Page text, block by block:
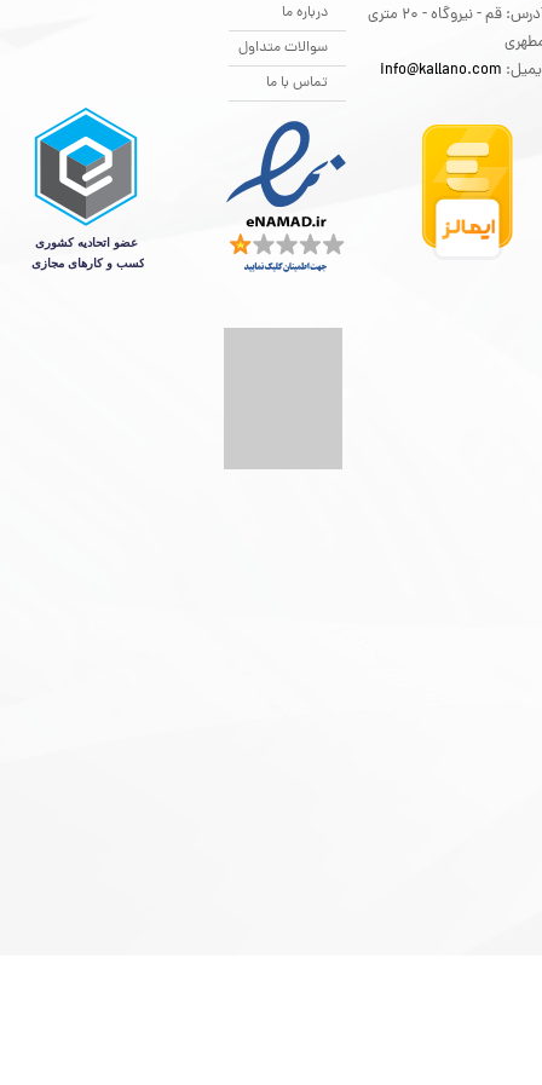
آدرس: قم - نیروگاه - 20 متری
info@kallano.com​​​​​​​
درباره ما
سوالات متداول
تماس با ما